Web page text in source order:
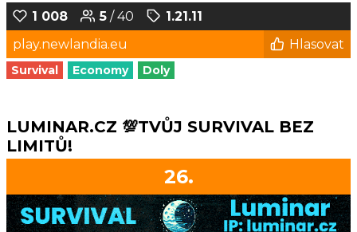
1 008 5 / 40
1.21.11
play.newlandia.eu
Hlasovat
Survival Economy Doly
LUMINAR.CZ 💯TVŮJ SURVIVAL BEZ
LIMITŮ!
26.